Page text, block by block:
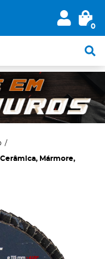
0
Mármore,